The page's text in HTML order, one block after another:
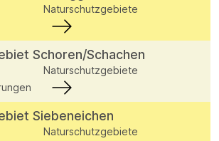
Naturschutzgebiete
Schoren/Schachen
Naturschutzgebiete
Siebeneichen
Naturschutzgebiete